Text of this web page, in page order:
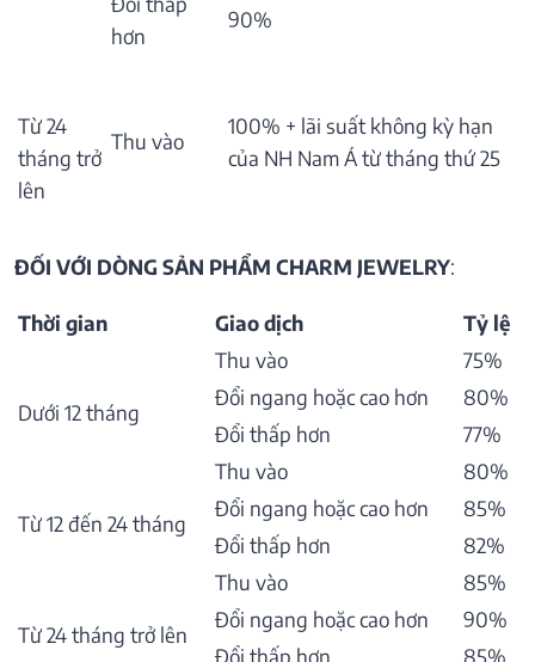
hơn
90%
Từ 24
tháng trở
lên
Thu vào
100% + lãi suất không kỳ hạn
của NH Nam Á từ tháng thứ 25
ĐỐI VỚI DÒNG SẢN PHẨM CHARM JEWELRY:
Thời gian Giao dịch Tỷ lệ
Dưới 12 tháng
Thu vào
75%
Đổi ngang hoặc cao hơn
80%
Đổi thấp hơn
77%
Từ 12 đến 24 tháng
Thu vào
80%
Đổi ngang hoặc cao hơn
85%
Đổi thấp hơn
82%
Từ 24 tháng trở lên
Thu vào
85%
Đổi ngang hoặc cao hơn
90%
Đổi thấp hơn
85%